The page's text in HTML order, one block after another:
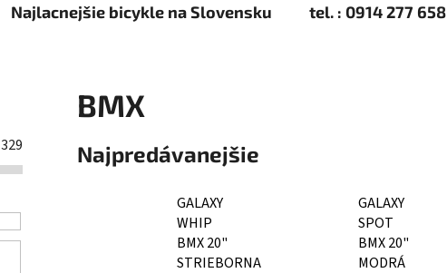
Najlacnejšie bicykle na Slovensku tel. : 0914 277 658
329
BMX
Najpredávanejšie
GALAXY
WHIP
BMX 20"
STRIEBORNA
GALAXY
SPOT
BMX 20"
MODRÁ